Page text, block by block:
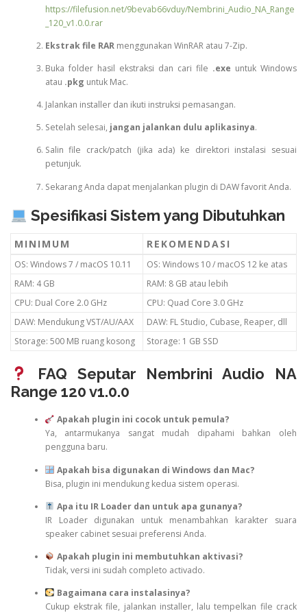
https://filefusion.net/9bevab66vduy/Nembrini_Audio_NA_Range
_120_v1.0.0.rar
Ekstrak file RARmenggunakan WinRAR atau 7-Zip.
Buka folder hasil ekstraksi dan cari file .exe untuk Windows
atau .pkg untuk Mac.
Jalankan installer dan ikuti instruksi pemasangan.
Setelah selesai, jangan jalankan dulu aplikasinya.
Salin file crack/patch (jika ada) ke direktori instalasi sesuai
petunjuk.
Sekarang Anda dapat menjalankan plugin di DAW favorit Anda.
Spesifikasi Sistem yang Dibutuhkan
MINIMUM REKOMENDASI
OS: Windows 7 / macOS 10.11
OS: Windows 10 / macOS 12 ke atas
RAM: 4 GB
RAM: 8 GB atau lebih
CPU: Dual Core 2.0 GHz
CPU: Quad Core 3.0 GHz
DAW: Mendukung VST/AU/AAX
DAW: FL Studio, Cubase, Reaper, dll
Storage: 500 MB ruang kosong
Storage: 1 GB SSD
FAQ Seputar Nembrini Audio NA
Range 120 v1.0.0
Apakah plugin ini cocok untuk pemula?
Ya, antarmukanya sangat mudah dipahami bahkan oleh
pengguna baru.
Apakah bisa digunakan di Windows dan Mac?
Bisa, plugin ini mendukung kedua sistem operasi.
Apa itu IR Loader dan untuk apa gunanya?
IR Loader digunakan untuk menambahkan karakter suara
speaker cabinet sesuai preferensi Anda.
Apakah plugin ini membutuhkan aktivasi?
Tidak, versi ini sudah completo activado.
Bagaimana cara instalasinya?
Cukup ekstrak file, jalankan installer, lalu tempelkan file crack